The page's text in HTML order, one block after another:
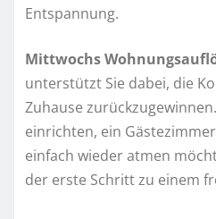
Entspannung.
Mittwochs
unterstützt Sie dabei, die
Zuhause
einrichten, ein
einfach wieder atmen
der erste Schritt zu einem